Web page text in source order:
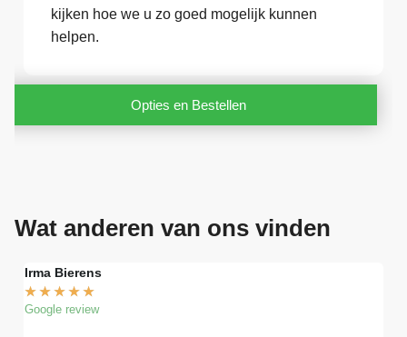
kijken hoe we u zo goed mogelijk kunnen
helpen.
Opties en Bestellen
Wat anderen van ons vinden
Irma Bierens
★ ★ ★ ★ ★
Google review